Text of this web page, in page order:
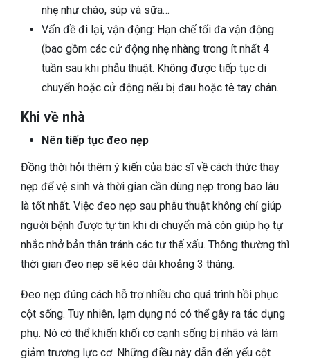
nhẹ như cháo, súp và sữa…
Vấn đề đi lại, vận động: Hạn chế tối đa vận động
(bao gồm các cử động nhẹ nhàng trong ít nhất 4
tuần sau khi phẫu thuật. Không được tiếp tục di
chuyển hoặc cử động nếu bị đau hoặc tê tay chân.
Khi về nhà
Nên tiếp tục đeo nẹp
Đồng thời hỏi thêm ý kiến của bác sĩ về cách thức thay
nẹp để vệ sinh và thời gian cần dùng nẹp trong bao lâu
là tốt nhất. Việc đeo nẹp sau phẫu thuật không chỉ giúp
người bệnh được tự tin khi di chuyển mà còn giúp họ tự
nhắc nhở bản thân tránh các tư thế xấu. Thông thường thì
thời gian đeo nẹp sẽ kéo dài khoảng 3 tháng.
Đeo nẹp đúng cách hỗ trợ nhiều cho quá trình hồi phục
cột sống. Tuy nhiên, lạm dụng nó có thể gây ra tác dụng
phụ. Nó có thể khiến khối cơ cạnh sống bị nhão và làm
giảm trương lực cơ. Những điều này dẫn đến yếu cột